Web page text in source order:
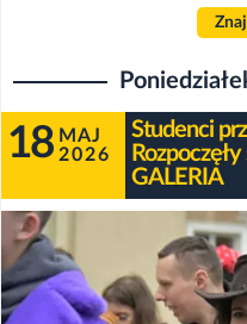
18 MAJ
2026
Studenci
GALERIA